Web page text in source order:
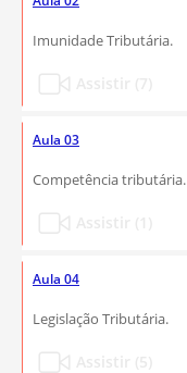
Imunidade Tributária.
Aula 03
Competência tributária.
Aula 04
Legislação Tributária.